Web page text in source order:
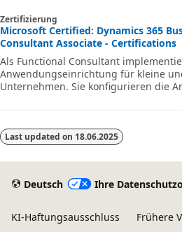
Zertifizierung
Microsoft Certified: Dynamics 365
Consultant Associate - Certifications
Als Functional Consultant
Anwendungseinrichtung für kleine
Unternehmen. Sie konfigurieren die
Unternehmen Verwaltbarkeit und
Last updated on 18.06.2025
Deutsch Ihre
KI-Haftungsausschluss Frühere